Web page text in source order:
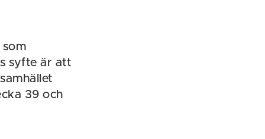
syfte är att
39 och